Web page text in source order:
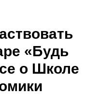
«Будь
о Школе